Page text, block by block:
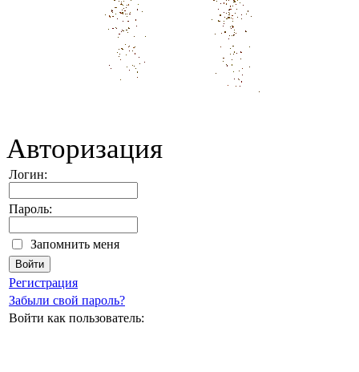
Авторизация
Логин:
Пароль:
Запомнить меня
Регистрация
Забыли свой пароль?
Войти как пользователь: